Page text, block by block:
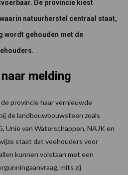
De provincie kiest
natuurherstel centraal staat,
wordt gehouden met de
melding
provincie haar vernieuwde
de landbouwbouwsteen zoals
Unie van Waterschappen, NAJK en
staat dat veehouders voor
kunnen volstaan met een
mits zij